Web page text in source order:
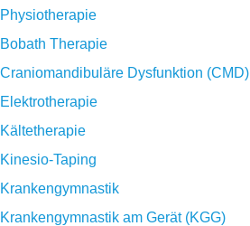
Physiotherapie
Bobath Therapie
Craniomandibuläre Dysfunktion (CMD)
Elektrotherapie
Kältetherapie
Kinesio-Taping
Krankengymnastik
Krankengymnastik am Gerät (KGG)